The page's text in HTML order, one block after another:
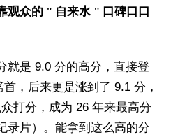
观众的 " 自来水 " 口碑口口
就是 9.0 分的高分，直接登
，后来更是涨到了 9.1 分，
打分，成为 26 年来最高分
录片）。能拿到这么高的分